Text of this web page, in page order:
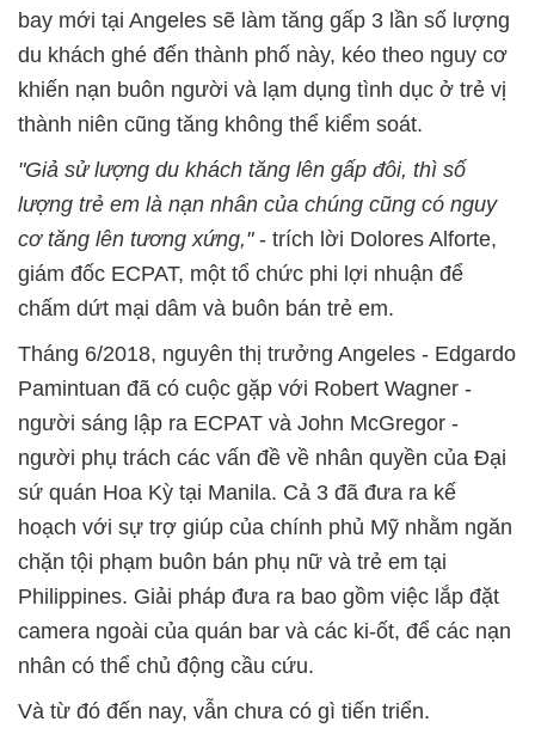
bay mới tại Angeles sẽ làm tăng gấp 3 lần số lượng
du khách ghé đến thành phố này, kéo theo nguy cơ
khiến nạn buôn người và lạm dụng tình dục ở trẻ vị
thành niên cũng tăng không thể kiểm soát.
"Giả sử lượng du khách tăng lên gấp đôi, thì số
lượng trẻ em là nạn nhân của chúng cũng có nguy
cơ tăng lên tương xứng,"- trích lời Dolores Alforte,
giám đốc ECPAT, một tổ chức phi lợi nhuận để
chấm dứt mại dâm và buôn bán trẻ em.
Tháng 6/2018, nguyên thị trưởng Angeles - Edgardo
Pamintuan đã có cuộc gặp với Robert Wagner -
người sáng lập ra ECPAT và John McGregor -
người phụ trách các vấn đề về nhân quyền của Đại
sứ quán Hoa Kỳ tại Manila. Cả 3 đã đưa ra kế
hoạch với sự trợ giúp của chính phủ Mỹ nhằm ngăn
chặn tội phạm buôn bán phụ nữ và trẻ em tại
Philippines. Giải pháp đưa ra bao gồm việc lắp đặt
camera ngoài của quán bar và các ki-ốt, để các nạn
nhân có thể chủ động cầu cứu.
Và từ đó đến nay, vẫn chưa có gì tiến triển.